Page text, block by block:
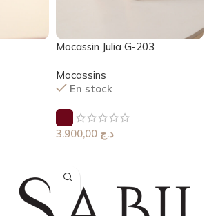
Mocassin Julia G-203
Mocassins
En stock
د.ج